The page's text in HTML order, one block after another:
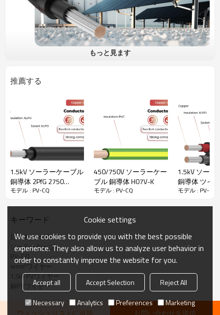
PV-CQケーブルは、ユニバーサル1500V電圧と銅導体を備えてお
り、日本市場の太陽電池モジュール、太陽電池モジュールと接続箱
間の延長ケーブル、接続箱と電力レギュレータ間の配線ケーブルに
適応できます。また、JET認証に合格し、優れた難燃性 と耐候性を備
えており、日本市場のプロジェクトの安全性と安定性を確保してい
ます。外観から見ると、PV-CQケーブルのXLPOシースには白いスト
ライプがあり、他のタイプのケーブルと区別するのに役立ちます。
· 優れた難燃性と耐候性
· 耐熱性と耐寒性
· ハロゲンフリー
· 端子コネクタの対応加工
PV-CQソーラーケーブル技術データ
定格温度
-40℃〜90℃
試験電圧
6500V 交流
定格電圧
1500V DC
参照標準
ジェットスト-CABL-001-1(H25-10)
試験基準
冷間曲げ試験：JIS C3660-1-4
もっと見ます
推薦する
1.5kV ソーラーケーブル
銅導体 2PfG 2750
PV1500-WR
モデル : PV-CQ
450/750V ソーラーケー
ブル 銅導体 H07V-K
モデル : PV-CQ
1.5kV ソーラ
銅導体 ツイ
62930
モデル : PV-CQ
キーワード
日本のケーブル
ソーラーケーブル
PV-CQ
4mm²ワイヤー
1.5kv PVワイヤー
銅PVワイヤー
ウィッシュリストに追加 お問い合わせを送信
Cookie settings
We use cookies to provide you with the best possible
experience. They also allow us to analyze user behavior in
order to constantly improve the website for you.
Accept all Accept Selection
Reject All
Necessary
Analytics Preferences Marketing